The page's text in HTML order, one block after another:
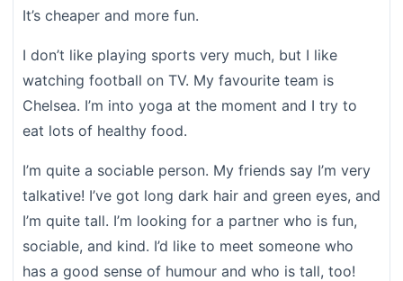
It’s cheaper and more fun.
I don’t like playing sports very much, but I like
watching football on TV. My favourite team is
Chelsea. I’m into yoga at the moment and I try to
eat lots of healthy food.
I’m quite a sociable person. My friends say I’m very
talkative! I’ve got long dark hair and green eyes, and
I’m quite tall. I’m looking for a partner who is fun,
sociable, and kind. I’d like to meet someone who
has a good sense of humour and who is tall, too!